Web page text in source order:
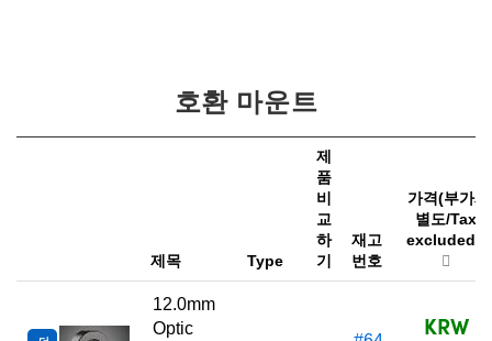
호환 마운트
제목 Type
제
품
비
교
하
기
재고
번호
가격(부가세
별도/Tax
excluded)
12.0mm
Optic
KRW